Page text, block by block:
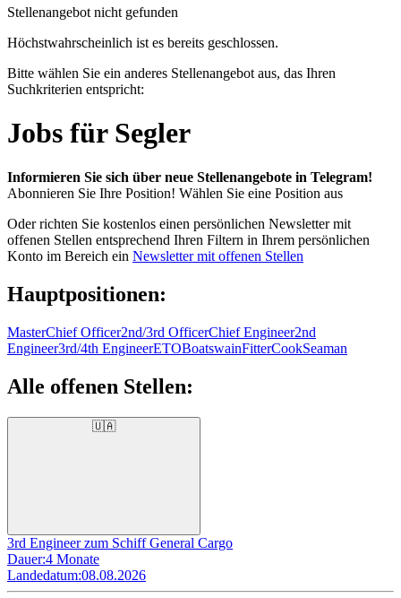
Stellenangebot nicht gefunden
Höchstwahrscheinlich ist es bereits geschlossen.
Bitte wählen Sie ein anderes Stellenangebot aus, das Ihren
Suchkriterien entspricht:
Jobs für Segler
Informieren Sie sich über neue Stellenangebote in Telegram!
Abonnieren Sie Ihre Position! Wählen Sie eine Position aus
Oder richten Sie kostenlos einen persönlichen Newsletter mit
offenen Stellen entsprechend Ihren Filtern in Ihrem persönlichen
Konto im Bereich ein Newsletter mit offenen Stellen
Hauptpositionen:
MasterChief Officer2nd/3rd OfficerChief Engineer2nd
Engineer3rd/4th EngineerETOBoatswainFitterCookSeaman
Alle offenen Stellen:
🇺🇦
3rd Engineer zum Schiff General Cargo
Dauer:4 Monate
Landedatum:08.08.2026